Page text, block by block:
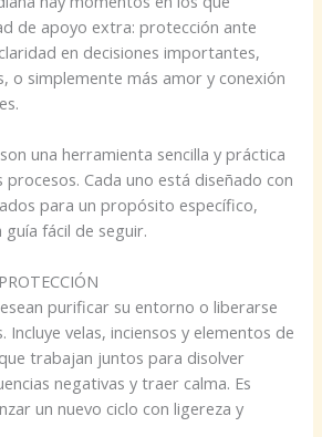
de apoyo extra: protección ante
en decisiones importantes,
o simplemente más amor y conexión
una herramienta sencilla y práctica
Cada uno está diseñado con
para un propósito específico,
fácil de seguir.
purificar su entorno o liberarse
Incluye velas, inciensos y elementos de
trabajan juntos para disolver
negativas y traer calma. Es
un nuevo ciclo con ligereza y